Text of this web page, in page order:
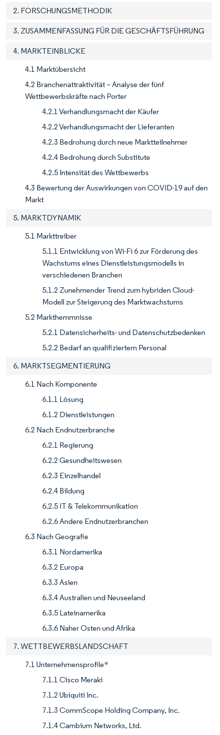
2. FORSCHUNGSMETHODIK
3. ZUSAMMENFASSUNG FÜR DIE GESCHÄFTSFÜHRUNG
4. MARKTEINBLICKE
4.1 Marktübersicht
4.2 Branchenattraktivität – Analyse der fünf
Wettbewerbskräfte nach Porter
4.2.1 Verhandlungsmacht der Käufer
4.2.2 Verhandlungsmacht der Lieferanten
4.2.3 Bedrohung durch neue Marktteilnehmer
4.2.4 Bedrohung durch Substitute
4.2.5 Intensität des Wettbewerbs
4.3 Bewertung der Auswirkungen von COVID-19 auf den
Markt
5. MARKTDYNAMIK
5.1 Markttreiber
5.1.1 Entwicklung von Wi-Fi 6 zur Förderung des
Wachstums eines Dienstleistungsmodells in
verschiedenen Branchen
5.1.2 Zunehmender Trend zum hybriden Cloud-
Modell zur Steigerung des Marktwachstums
5.2 Markthemmnisse
5.2.1 Datensicherheits- und Datenschutzbedenken
5.2.2 Bedarf an qualifiziertem Personal
6. MARKTSEGMENTIERUNG
6.1 Nach Komponente
6.1.1 Lösung
6.1.2 Dienstleistungen
6.2 Nach Endnutzerbranche
6.2.1 Regierung
6.2.2 Gesundheitswesen
6.2.3 Einzelhandel
6.2.4 Bildung
6.2.5 IT & Telekommunikation
6.2.6 Andere Endnutzerbranchen
6.3 Nach Geografie
6.3.1 Nordamerika
6.3.2 Europa
6.3.3 Asien
6.3.4 Australien und Neuseeland
6.3.5 Lateinamerika
6.3.6 Naher Osten und Afrika
7. WETTBEWERBSLANDSCHAFT
7.1 Unternehmensprofile*
7.1.1 Cisco Meraki
7.1.2 Ubiquiti Inc.
7.1.3 CommScope Holding Company, Inc.
7.1.4 Cambium Networks, Ltd.